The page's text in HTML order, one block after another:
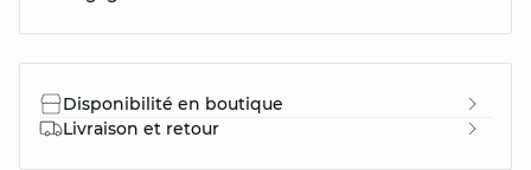
Disponibilité en boutique
Livraison et retour